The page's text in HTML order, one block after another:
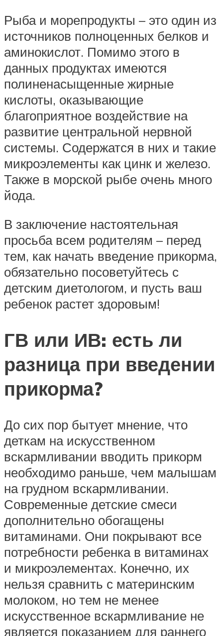
Рыба и морепродукты – это один из
источников полноценных белков и
аминокислот. Помимо этого в
данных продуктах имеются
полиненасыщенные жирные
кислоты, оказывающие
благоприятное воздействие на
развитие центральной нервной
системы. Содержатся в них и такие
микроэлементы как цинк и железо.
Также в морской рыбе очень много
йода.
В заключение настоятельная
просьба всем родителям – перед
тем, как начать введение прикорма,
обязательно посоветуйтесь с
детским диетологом, и пусть ваш
ребенок растет здоровым!
ГВ или ИВ: есть ли
разница при введении
прикорма?
До сих пор бытует мнение, что
деткам на искусственном
вскармливании вводить прикорм
необходимо раньше, чем малышам
на грудном вскармливании.
Современные детские смеси
дополнительно обогащены
витаминами. Они покрывают все
потребности ребенка в витаминах
и микроэлементах. Конечно, их
нельзя сравнить с материнским
молоком, но тем не менее
искусственное вскармливание не
является показанием для раннего